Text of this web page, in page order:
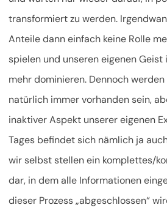
transformiert zu werden.
Anteile dann einfach keine Rolle
spielen und unseren eigenen Geist
mehr dominieren. Dennoch
natürlich immer vorhanden sein,
inaktiver Aspekt unserer eigenen
Tages befindet sich nämlich ja
wir selbst stellen ein komplettes/
dar, in dem alle Informationen
dieser Prozess „abgeschlossen“